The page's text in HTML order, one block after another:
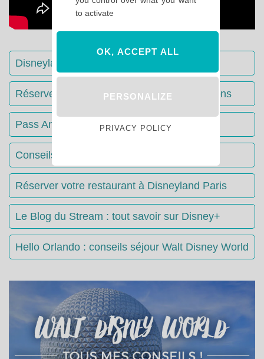
Disneyland Paris : Le guide complet
Réserver votre séjour : toutes les informations
Pass Annuels Disney : informations
Conseils & Astuces Disneyland Paris
Réserver votre restaurant à Disneyland Paris
Le Blog du Stream : tout savoir sur Disney+
Hello Orlando : conseils séjour Walt Disney World
to activate
OK, ACCEPT ALL
PERSONALIZE
PRIVACY POLICY